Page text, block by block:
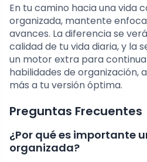
En tu camino hacia una vida
organizada, mantente
avances. La diferencia se
calidad de tu vida diaria, y la
un motor extra para
habilidades de organización,
más a tu versión óptima.
Preguntas Frecuentes
¿Por qué es importante
organizada?